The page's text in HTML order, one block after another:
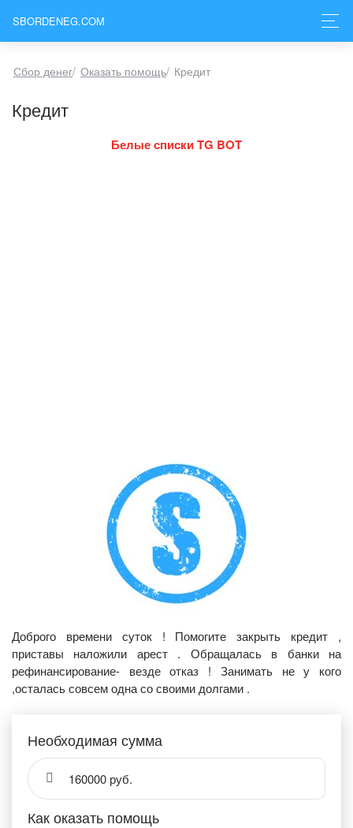
SBORDENEG.COM
Сбор денег/ Оказать помощь/ Кредит
Кредит
Белые списки TG BOT
Доброго времени суток ! Помогите закрыть кредит ,
приставы наложили арест . Обращалась в банки на
рефинансирование- везде отказ ! Занимать не у кого
,осталась совсем одна со своими долгами .
Необходимая сумма
160000 руб.
Как оказать помощь